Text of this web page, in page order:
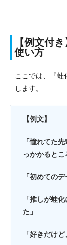
【例文付
使い方
ここでは、『蛙
します。
【例文】
「憧れてた
っかかるとこ
「初めての
「推しが蛙
た」
「好きだけ